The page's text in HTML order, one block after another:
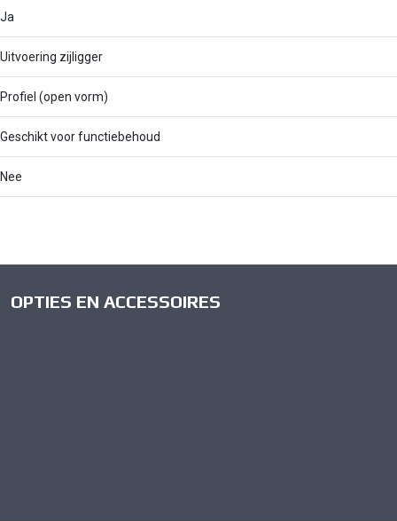
Ja
Uitvoering zijligger
Profiel (open vorm)
Geschikt voor functiebehoud
Nee
OPTIES EN ACCESSOIRES